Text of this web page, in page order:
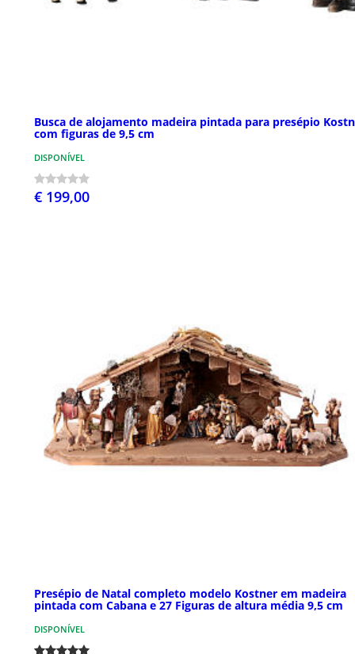
Busca de alojamento madeira pintada para presépio
com figuras de 9,5 cm
DISPONÍVEL
€ 199,00
Presépio de Natal completo modelo Kostner em madeira
pintada com Cabana e 27 Figuras de altura média 9,5 cm
DISPONÍVEL